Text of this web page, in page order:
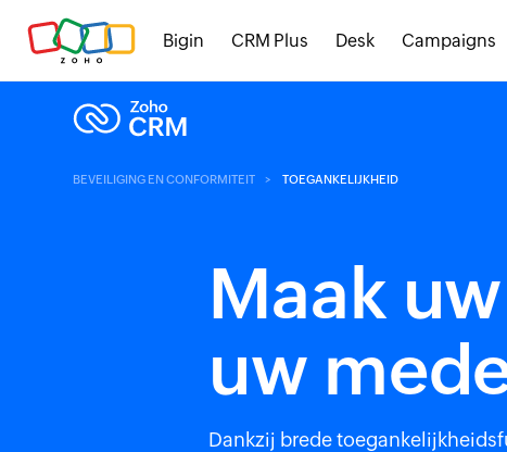
Bigin CRM Plus Desk Campaigns
BEVEILIGING EN CONFORMITEIT TOEGANKELIJKHEID
Maak
uw
Dankzij brede